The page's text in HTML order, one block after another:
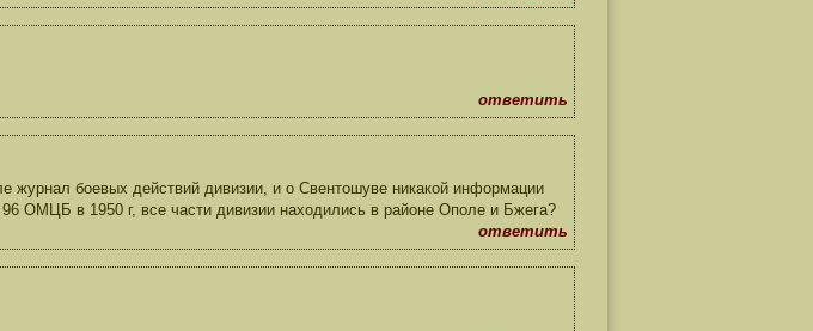
ответить
боевых действий дивизии, и о Свентошуве никакой информации
ОМЦБ в 1950 г, все части дивизии находились в районе Ополе и Бжега?
ответить